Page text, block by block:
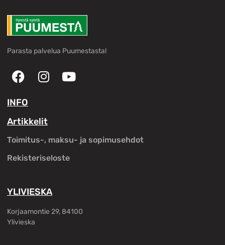
Parasta palvelua Puumestasta!
INFO
Artikkelit
Toimitus-, maksu- ja sopimusehdot
Rekisteriseloste
YLIVIESKA
Korjaamontie 29, 84100
Ylivieska